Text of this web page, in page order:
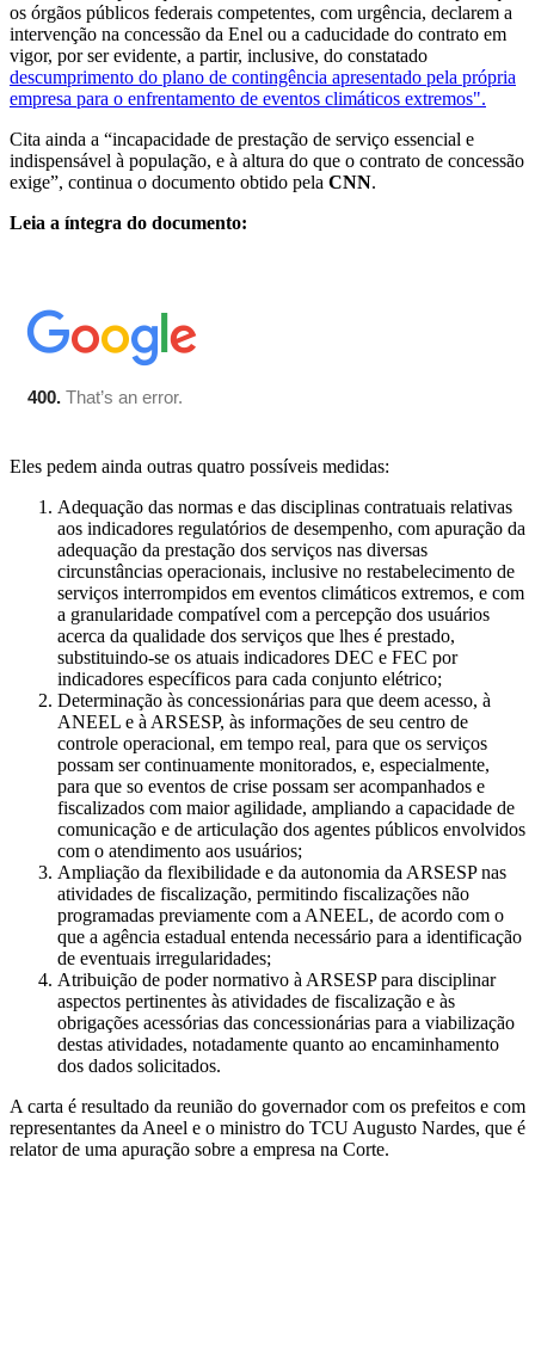
os órgãos públicos federais competentes, com urgência, declarem a
intervenção na concessão da Enel ou a caducidade do contrato em
vigor, por ser evidente, a partir, inclusive, do constatado
descumprimento do plano de contingência apresentado pela própria
empresa para o enfrentamento de eventos climáticos extremos".
Cita ainda a “incapacidade de prestação de serviço essencial e
indispensável à população, e à altura do que o contrato de concessão
exige”, continua o documento obtido pela CNN.
Leia a íntegra do documento:
Eles pedem ainda outras quatro possíveis medidas:
Adequação das normas e das disciplinas contratuais relativas
aos indicadores regulatórios de desempenho, com apuração da
adequação da prestação dos serviços nas diversas
circunstâncias operacionais, inclusive no restabelecimento de
serviços interrompidos em eventos climáticos extremos, e com
a granularidade compatível com a percepção dos usuários
acerca da qualidade dos serviços que lhes é prestado,
substituindo-se os atuais indicadores DEC e FEC por
indicadores específicos para cada conjunto elétrico;
Determinação às concessionárias para que deem acesso, à
ANEEL e à ARSESP, às informações de seu centro de
controle operacional, em tempo real, para que os serviços
possam ser continuamente monitorados, e, especialmente,
para que so eventos de crise possam ser acompanhados e
fiscalizados com maior agilidade, ampliando a capacidade de
comunicação e de articulação dos agentes públicos envolvidos
com o atendimento aos usuários;
Ampliação da flexibilidade e da autonomia da ARSESP nas
atividades de fiscalização, permitindo fiscalizações não
programadas previamente com a ANEEL, de acordo com o
que a agência estadual entenda necessário para a identificação
de eventuais irregularidades;
Atribuição de poder normativo à ARSESP para disciplinar
aspectos pertinentes às atividades de fiscalização e às
obrigações acessórias das concessionárias para a viabilização
destas atividades, notadamente quanto ao encaminhamento
dos dados solicitados.
A carta é resultado da reunião do governador com os prefeitos e com
representantes da Aneel e o ministro do TCU Augusto Nardes, que é
relator de uma apuração sobre a empresa na Corte.